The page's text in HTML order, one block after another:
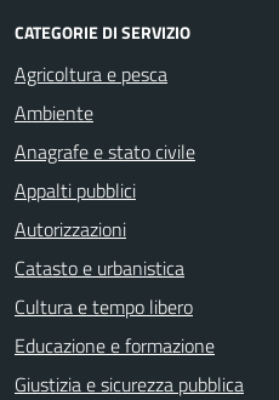
CATEGORIE DI SERVIZIO
Agricoltura e pesca
Ambiente
Anagrafe e stato civile
Appalti pubblici
Autorizzazioni
Catasto e urbanistica
Cultura e tempo libero
Educazione e formazione
Giustizia e sicurezza pubblica